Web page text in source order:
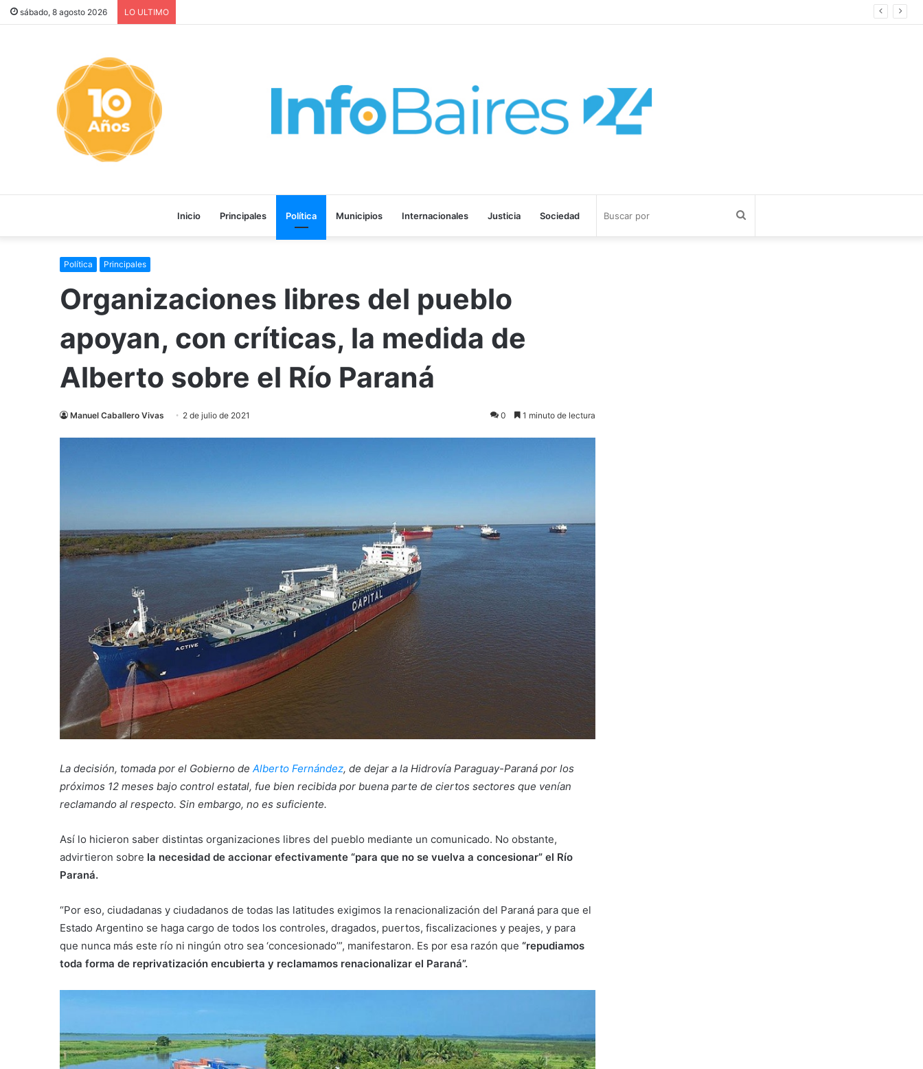
sábado, 8 agosto 2026 LO ULTIMO
Inicio Principales Política Municipios Internacionales Justicia Sociedad
Política Principales
Organizaciones libres del pueblo
apoyan, con críticas, la medida de
Alberto sobre el Río Paraná
Manuel Caballero Vivas 2 de julio de 2021 0 1 minuto de lectura
La decisión, tomada por el Gobierno de Alberto Fernández, de dejar a la Hidrovía Paraguay-Paraná por los
próximos 12 meses bajo control estatal, fue bien recibida por buena parte de ciertos sectores que venían
reclamando al respecto. Sin embargo, no es suficiente.
Así lo hicieron saber distintas organizaciones libres del pueblo mediante un comunicado. No obstante,
advirtieron sobre la necesidad de accionar efectivamente “para que no se vuelva a concesionar” el Río
Paraná.
“Por eso, ciudadanas y ciudadanos de todas las latitudes exigimos la renacionalización del Paraná para que el
Estado Argentino se haga cargo de todos los controles, dragados, puertos, fiscalizaciones y peajes, y para
que nunca más este río ni ningún otro sea ‘concesionado’”, manifestaron. Es por esa razón que “repudiamos
toda forma de reprivatización encubierta y reclamamos renacionalizar el Paraná”.